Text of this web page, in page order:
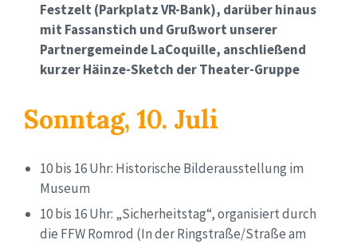
Festzelt (Parkplatz VR-Bank), darüber hinaus
mit Fassanstich und Grußwort unserer
Partnergemeinde LaCoquille, anschließend
kurzer Häinze-Sketch der Theater-Gruppe
Sonntag, 10. Juli
10 bis 16 Uhr: Historische Bilderausstellung im
Museum
10 bis 16 Uhr: „Sicherheitstag“, organisiert durch
die FFW Romrod (In der Ringstraße/Straße am